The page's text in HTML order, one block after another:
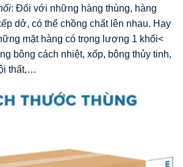
: Đối với những hàng thùng, hàng
dở, có thể chồng chất lên nhau. Hay
mặt hàng có trọng lượng 1 khối<
bông cách nhiệt, xốp, bông thủy tinh,
thất,…